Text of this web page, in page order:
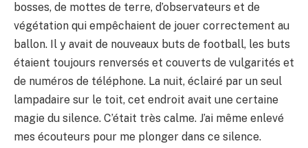
bosses, de mottes de terre, d’observateurs et de
végétation qui empêchaient de jouer correctement au
ballon. Il y avait de nouveaux buts de football, les buts
étaient toujours renversés et couverts de vulgarités et
de numéros de téléphone. La nuit, éclairé par un seul
lampadaire sur le toit, cet endroit avait une certaine
magie du silence. C’était très calme. J’ai même enlevé
mes écouteurs pour me plonger dans ce silence.